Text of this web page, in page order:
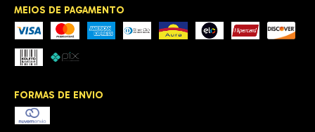
MEIOS DE PAGAMENTO
FORMAS DE ENVIO